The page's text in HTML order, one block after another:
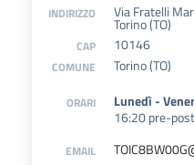
INDIRIZZO Via Fratelli
Torino (TO)
CAP 10146
COMUNE Torino (TO)
ORARI Lunedì -
16:20pre-
EMAIL